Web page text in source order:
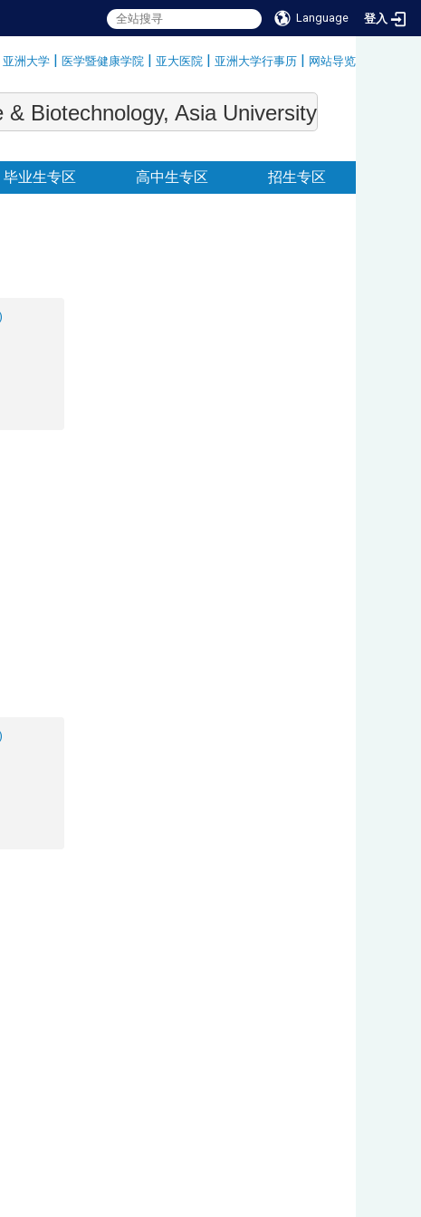
Language 登入
亚洲大学 | 医学暨健康学院 | 亚大医院 | 亚洲大学行事历 | 网站导览
Biotechnology, Asia University
:::
毕业生专区 高中生专区 招生专区